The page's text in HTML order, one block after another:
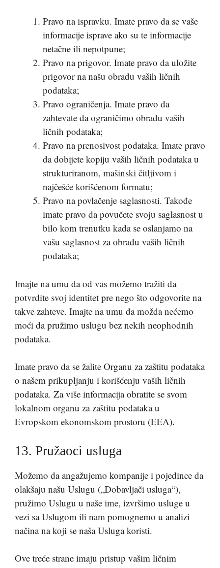
Pravo na ispravku. Imate pravo da se vaše
informacije isprave ako su te informacije
netačne ili nepotpune;
Pravo na prigovor. Imate pravo da uložite
prigovor na našu obradu vaših ličnih
podataka;
Pravo ograničenja. Imate pravo da
zahtevate da ograničimo obradu vaših
ličnih podataka;
Pravo na prenosivost podataka. Imate pravo
da dobijete kopiju vaših ličnih podataka u
strukturiranom, mašinski čitljivom i
najčešće korišćenom formatu;
Pravo na povlačenje saglasnosti. Takođe
imate pravo da povučete svoju saglasnost u
bilo kom trenutku kada se oslanjamo na
vašu saglasnost za obradu vaših ličnih
podataka;
Imajte na umu da od vas možemo tražiti da
potvrdite svoj identitet pre nego što odgovorite na
takve zahteve. Imajte na umu da možda nećemo
moći da pružimo uslugu bez nekih neophodnih
podataka.
Imate pravo da se žalite Organu za zaštitu podataka
o našem prikupljanju i korišćenju vaših ličnih
podataka. Za više informacija obratite se svom
lokalnom organu za zaštitu podataka u
Evropskom ekonomskom prostoru (EEA).
13. Pružaoci usluga
Možemo da angažujemo kompanije i pojedince da
olakšaju našu Uslugu („Dobavljači usluga“),
pružimo Uslugu u naše ime, izvršimo usluge u
vezi sa Uslugom ili nam pomognemo u analizi
načina na koji se naša Usluga koristi.
Ove treće strane imaju pristup vašim ličnim